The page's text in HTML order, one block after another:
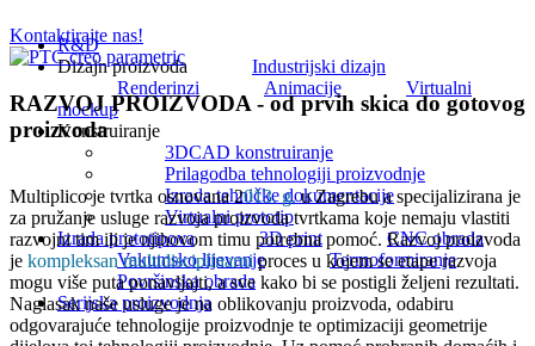
R&D
Dizajn proizvoda
Industrijski dizajn
Renderinzi
Animacije
Virtualni
mockup
Konstruiranje
3DCAD konstruiranje
Prilagodba tehnologiji proizvodnje
Izrada tehničke dokumentacije
Virtualni prototip
Izrada prototipova
3D print
CNC obrada
Vakumsko lijevanje
Termoformiranje
Površinska obrada
Serijska proizvodnja
Kontaktirajte nas!
RAZVOJ PROIZVODA - od prvih skica do gotovog
proizvoda
Multiplico je tvrtka osnovana 2013. g.u Zagrebu a specijalizirana je
za pružanje usluge razvoja proizvoda tvrtkama koje nemaju vlastiti
razvojni tim ili je njihovom timu potrebna pomoć. Razvoj proizvoda
je kompleksan multidisciplinarniproces u kojem se etape razvoja
mogu više puta ponavljajti, a sve kako bi se postigli željeni rezultati.
Naglasak naše usluge je na oblikovanju proizvoda, odabiru
odgovarajuće tehnologije proizvodnje te optimizaciji geometrije